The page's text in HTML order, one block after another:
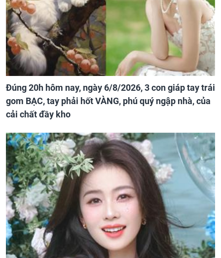
Đúng 20h hôm nay, ngày 6/8/2026, 3 con giáp tay trái
gom BẠC, tay phải hốt VÀNG, phú quý ngập nhà, của
cải chất đầy kho